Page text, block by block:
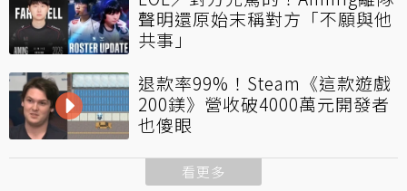
聲明還原始末稱對方「不願與他
共事」
退款率99%！Steam《這款遊戲
200鎂》營收破4000萬元開發者
也傻眼
看更多